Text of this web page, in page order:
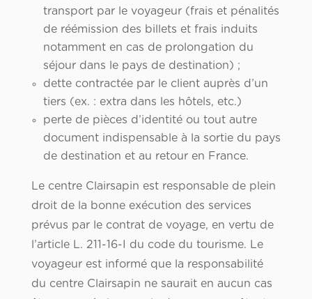
transport par le voyageur (frais et pénalités
de réémission des billets et frais induits
notamment en cas de prolongation du
séjour dans le pays de destination) ;
dette contractée par le client auprès d’un
tiers (ex. : extra dans les hôtels, etc.)
perte de pièces d’identité ou tout autre
document indispensable à la sortie du pays
de destination et au retour en France.
Le centre Clairsapin est responsable de plein
droit de la bonne exécution des services
prévus par le contrat de voyage, en vertu de
l’article L. 211-16-I du code du tourisme. Le
voyageur est informé que la responsabilité
du centre Clairsapin ne saurait en aucun cas